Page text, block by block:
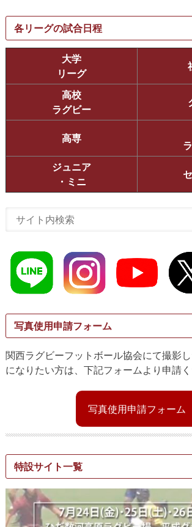
各リーグの試合日程
大学
リーグ
高校
ラグビー
高専
ジュニア
・ミニ
写真使用申請フォーム
関西ラグビーフットボール協会にて撮影
になりたい方は、下記フォームより申請く
写真使用申請フォーム
特設サイト一覧